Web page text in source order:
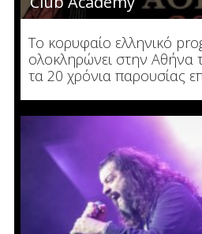
Το κορυφαίο ελληνικό
ολοκληρώνει στην Αθήνα
τα 20 χρόνια παρουσίας